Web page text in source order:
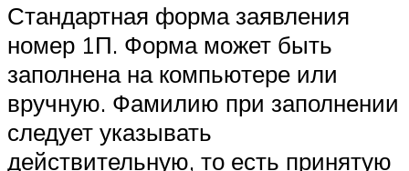
Стандартная форма заявления
номер 1П. Форма может быть
заполнена на компьютере или
вручную. Фамилию при заполнении
следует указывать
действительную, то есть принятую